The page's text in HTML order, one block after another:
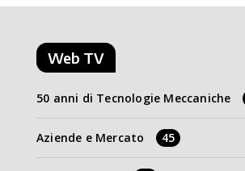
Web TV
50 anni di Tecnologie Meccaniche
Aziende e Mercato 45